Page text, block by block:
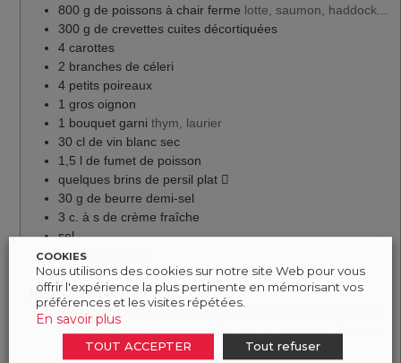
800 g de poissons à chair ferme lotte, saumon, haddock...
300 g de crevettes cuites décortiquées
4 carottes
2 branches de céleri
4 petits poireaux
1 gros oignon
1 bouquet garni thym, laurier
30 cl de vin blanc sec
1,5 l de fumet de poisson
quelques brins de persil plat 
30 g de beurre demi-sel
3 c. à s de crème fraîche
sel
poivre du moulin
Instructions
ÉPLUCHEZ et lavez les pommes de terre, les carottes, le
céleri et les poireaux puis taillez-les en tronçons. Pelez et
émincez finement l'oignon.
COOKIES
Nous utilisons des cookies sur notre site Web pour vous
offrir l'expérience la plus pertinente en mémorisant vos
préférences et les visites répétées.
En savoir plus
TOUT ACCEPTER Tout refuser